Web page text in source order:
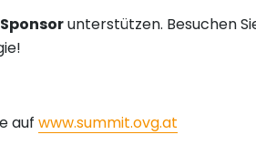
unterstützen. Besuchen
auf www.summit.ovg.at